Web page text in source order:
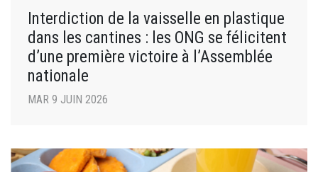
Interdiction de la vaisselle en plastique
dans les cantines : les ONG se félicitent
d’une première victoire à l’Assemblée
nationale
MAR 9 JUIN 2026